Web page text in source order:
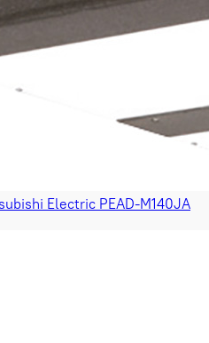
Electric PEAD-M140JA